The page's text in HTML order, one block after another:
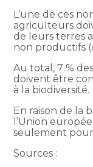
L’une de ces
agriculteurs
de leurs terres
non productifs
Au total, 7 %
doivent être
à la biodiversité.
En raison de la
l’Union
seulement pour
Sources :